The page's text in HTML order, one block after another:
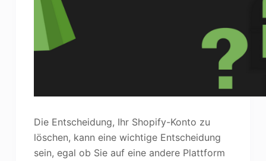
Die Entscheidung, Ihr Shopify-Konto zu
löschen, kann eine wichtige Entscheidung
sein, egal ob Sie auf eine andere Plattform